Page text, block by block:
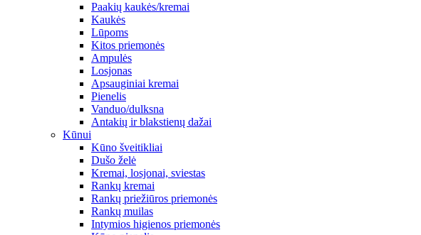
Paakių kaukės/kremai
Kaukės
Lūpoms
Kitos priemonės
Ampulės
Losjonas
Apsauginiai kremai
Pienelis
Vanduo/dulksna
Antakių ir blakstienų dažai
Kūnui
Kūno šveitikliai
Dušo želė
Kremai, losjonai, sviestas
Rankų kremai
Rankų priežiūros priemonės
Rankų muilas
Intymios higienos priemonės